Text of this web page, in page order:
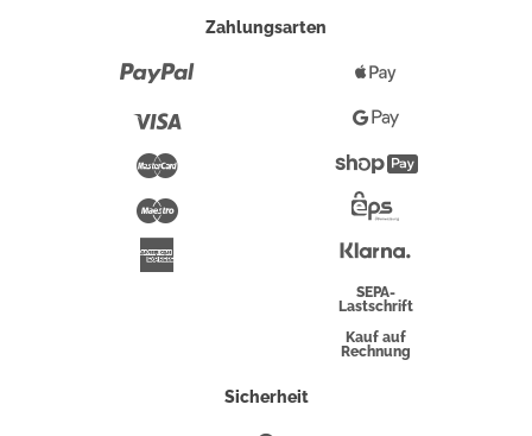
Zahlungsarten
Maestro
Pay
Google
Pay
Überweisung
SEPA-
Lastschrift
Kauf auf
Rechnung
Sicherheit